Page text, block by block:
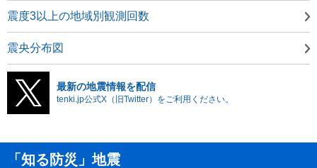
震度3以上の地域別観測回数
震央分布図
最新の地震情報を配信
tenki.jp公式X（旧Twitter）をご利用ください。
「知る防災」地震